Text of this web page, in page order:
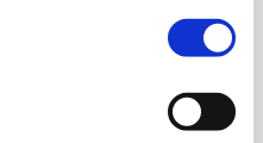
bedömas utifrån
sekretessavtal är enligt
och de flesta